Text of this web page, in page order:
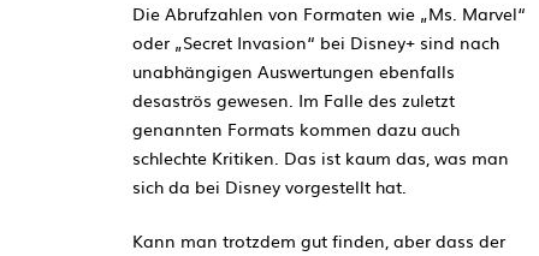
Die Abrufzahlen von Formaten wie „Ms. Marvel“
oder „Secret Invasion“ bei Disney+ sind nach
unabhängigen Auswertungen ebenfalls
desaströs gewesen. Im Falle des zuletzt
genannten Formats kommen dazu auch
schlechte Kritiken. Das ist kaum das, was man
sich da bei Disney vorgestellt hat.
Kann man trotzdem gut finden, aber dass der